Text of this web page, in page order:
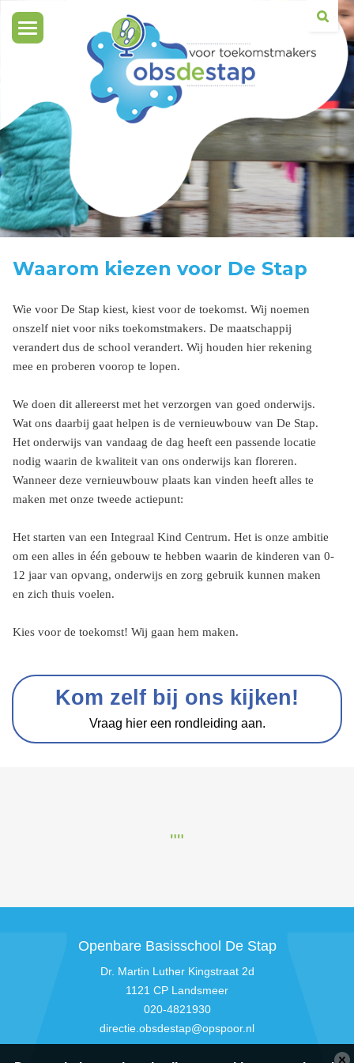
Toggle
Waarom kiezen voor De Stap
Wie voor De Stap kiest, kiest voor de toekomst. Wij noemen
onszelf niet voor niks toekomstmakers. De maatschappij
verandert dus de school verandert. Wij houden hier rekening
mee en proberen voorop te lopen.
We doen dit allereerst met het verzorgen van goed onderwijs.
Wat ons daarbij gaat helpen is de vernieuwbouw van De Stap.
Het onderwijs van vandaag de dag heeft een passende locatie
nodig waarin de kwaliteit van ons onderwijs kan floreren.
Wanneer deze vernieuwbouw plaats kan vinden heeft alles te
maken met onze tweede actiepunt:
Het starten van een Integraal Kind Centrum. Het is onze ambitie
om een alles in één gebouw te hebben waarin de kinderen van 0-
12 jaar van opvang, onderwijs en zorg gebruik kunnen maken
en zich thuis voelen.
Kies voor de toekomst! Wij gaan hem maken.
Kom zelf bij ons kijken!
Vraag hier een rondleiding aan.
""
Openbare Basisschool De Stap
Dr. Martin Luther Kingstraat 2d
1121 CP Landsmeer
020-4821930
directie.obsdestap@opspoor.nl